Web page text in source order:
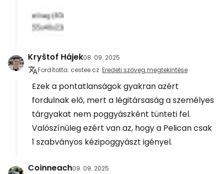
Kryštof Hájek08. 09. 2025
Fordította: cestee.cz Eredeti szöveg megtekintése
Ezek a pontatlanságok gyakran azért
fordulnak elő, mert a légitársaság a személyes
tárgyakat nem poggyászként tünteti fel.
Valószínűleg ezért van az, hogy a Pelican csak
1 szabványos kézipoggyászt igényel.
Coinneach09. 09. 2025